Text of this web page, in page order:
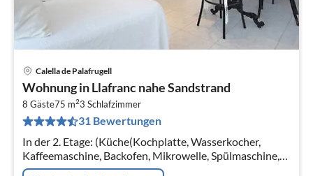
Calella de Palafrugell
Wohnung in Llafranc nahe Sandstrand
8 Gäste75 m23 Schlafzimmer
31 Bewertungen
In der 2. Etage: (Küche(Kochplatte, Wasserkocher,
Kaffeemaschine, Backofen, Mikrowelle, Spülmaschine,
Kühlschrank, Tiefkühlschrank, )